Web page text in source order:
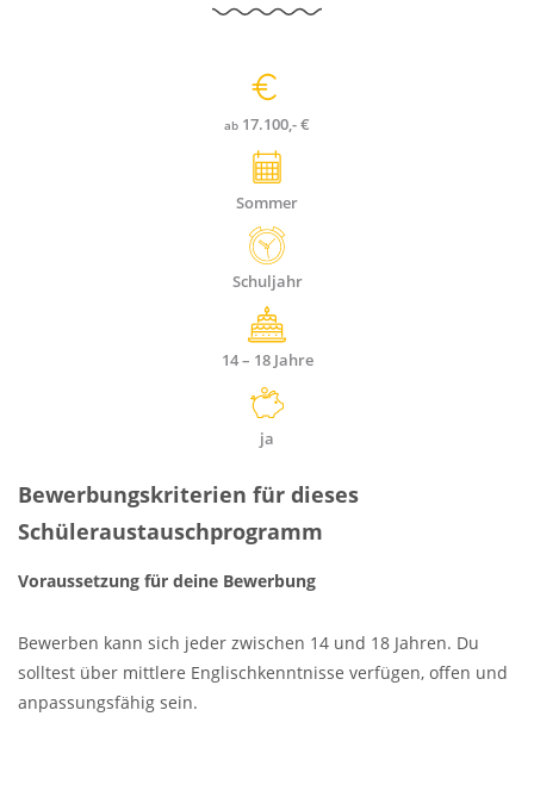
ab 17.100,- €
Sommer
Schuljahr
14 – 18 Jahre
ja
Bewerbungskriterien für dieses
Schüleraustauschprogramm
Voraussetzung für deine Bewerbung
Bewerben kann sich jeder zwischen 14 und 18 Jahren. Du
solltest über mittlere Englischkenntnisse verfügen, offen und
anpassungsfähig sein.